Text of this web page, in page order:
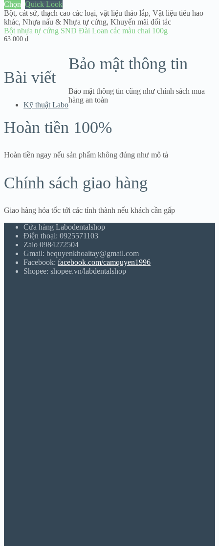
Chọn Quick Look
Bột, cát sứ, thạch cao các loại, vật liệu tháo lắp, Vật liệu tiêu hao
khác, Nhựa nấu & Nhựa tự cứng, Khuyến mãi đối tác
Bột nhựa tự cứng SND Đài Loan các màu chai 100g
63.000 ₫
Bài viết
Kỹ thuật Labo
Bảo mật thông tin
Bảo mật thông tin cũng như chính sách mua
hàng an toàn
Hoàn tiền 100%
Hoàn tiền ngay nếu sản phẩm không đúng như mô tả
Chính sách giao hàng
Giao hàng hỏa tốc tới các tỉnh thành nếu khách cần gấp
Cửa hàng Labodentalshop
Điện thoại: 0925571103
Zalo 0984272504
Gmail: bequyenkhoaitay@gmail.com
Facebook: facebook.com/camquyen1996
Shopee: shopee.vn/labdentalshop